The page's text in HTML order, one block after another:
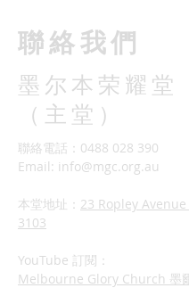
​聯絡我們
墨尔本荣耀堂
（主堂）
聯絡電話：0488 028 390
Email: info@mgc.org.au
本堂地址： 23 Ropley
3103
YouTube 訂閱：
Melbourne Glory Church 墨